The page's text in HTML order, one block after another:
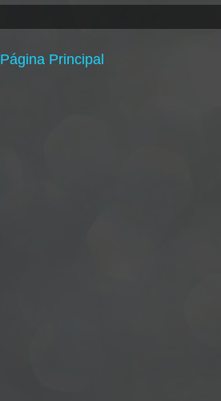
Página Principal